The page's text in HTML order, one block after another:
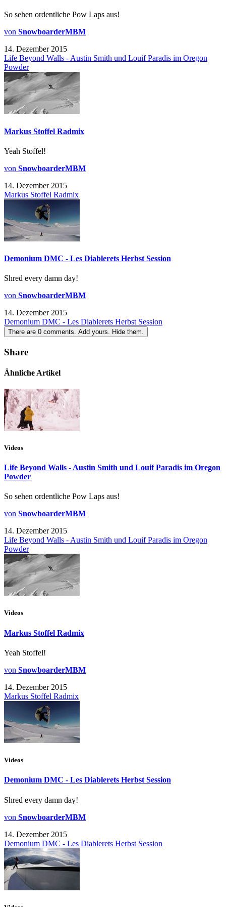
So sehen ordentliche Pow Laps aus!
von SnowboarderMBM
14. Dezember 2015
Life Beyond Walls - Austin Smith und Louif Paradis im Oregon
Powder
Markus Stoffel Radmix
Yeah Stoffel!
von SnowboarderMBM
14. Dezember 2015
Markus Stoffel Radmix
Demonium DMC - Les Diablerets Herbst Session
Shred every damn day!
von SnowboarderMBM
14. Dezember 2015
Demonium DMC - Les Diablerets Herbst Session
There are 0 comments. Add yours. Hide them.
Share
Ähnliche Artikel
Videos
Life Beyond Walls - Austin Smith und Louif Paradis im Oregon
Powder
So sehen ordentliche Pow Laps aus!
von SnowboarderMBM
14. Dezember 2015
Life Beyond Walls - Austin Smith und Louif Paradis im Oregon
Powder
Videos
Markus Stoffel Radmix
Yeah Stoffel!
von SnowboarderMBM
14. Dezember 2015
Markus Stoffel Radmix
Videos
Demonium DMC - Les Diablerets Herbst Session
Shred every damn day!
von SnowboarderMBM
14. Dezember 2015
Demonium DMC - Les Diablerets Herbst Session